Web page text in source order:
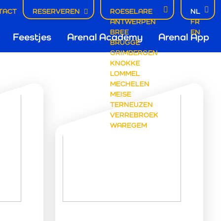
RESERVEREN
ANTWERPEN
BREE
BRUGGE
GRIMBERGEN
KNOKKE
LOMMEL
MECHELEN
MEISE
ROESELARE
TERNEUZEN
VERREBROEK
WAREGEM
NL
FR
EN
Feestjes Arenal Academy Arenal App